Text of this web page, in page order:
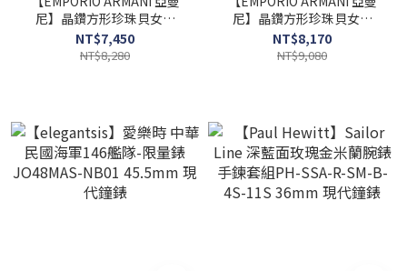
尼】晶鑽方形珍珠貝女錶
AR11718 20mm 現代鐘錶
NT$7,450
NT$8,280
尼】晶鑽方形珍珠貝女錶
AR80083SET 20mm 現代
鐘錶
NT$8,170
NT$9,080